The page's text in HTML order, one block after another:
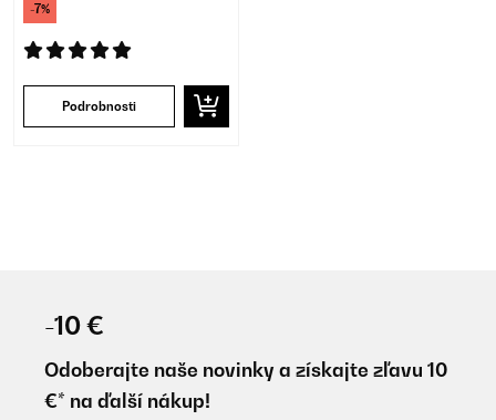
-7%
Podrobnosti
-10 €
Odoberajte naše novinky a získajte zľavu 10
€* na ďalší nákup!